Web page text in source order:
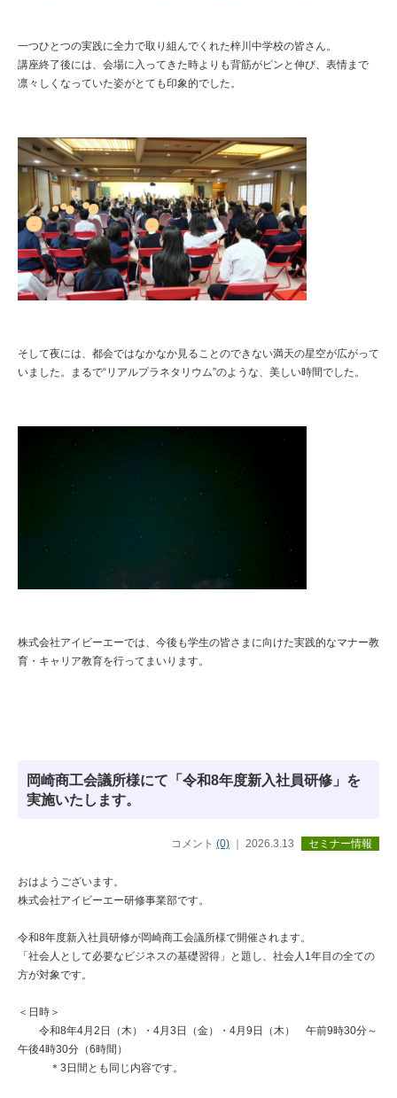
一つひとつの実践に全力で取り組んでくれた梓川中学校の皆さん。
講座終了後には、会場に入ってきた時よりも背筋がピンと伸び、表情まで
凛々しくなっていた姿がとても印象的でした。
そして夜には、都会ではなかなか見ることのできない満天の星空が広がって
いました。まるで“リアルプラネタリウム”のような、美しい時間でした。
株式会社アイビーエーでは、今後も学生の皆さまに向けた実践的なマナー教
育・キャリア教育を行ってまいります。
岡崎商工会議所様にて「令和8年度新入社員研修」を
実施いたします。
コメント (0) ｜ 2026.3.13 セミナー情報
おはようございます。
株式会社アイビーエー研修事業部です。
令和8年度新入社員研修が岡崎商工会議所様で開催されます。
「社会人として必要なビジネスの基礎習得」と題し、社会人1年目の全ての
方が対象です。
＜日時＞
令和8年4月2日（木）・4月3日（金）・4月9日（木） 午前9時30分～
午後4時30分（6時間）
＊3日間とも同じ内容です。